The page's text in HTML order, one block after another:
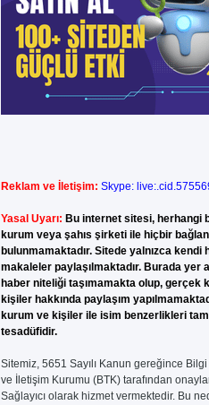
Reklam ve İletişim: Skype:
Yasal Uyarı: Bu internet sitesi, herhangi
kurum veya şahıs şirketi ile hiçbir
bulunmamaktadır. Sitede yalnızca kendi
makaleler paylaşılmaktadır. Burada yer
haber niteliği taşımamakta olup, gerçek
kişiler hakkında paylaşım
kurum ve kişiler ile isim benzerlikleri
tesadüfidir.
Sitemiz, 5651 Sayılı Kanun gereğince
ve İletişim Kurumu (BTK) tarafından
Sağlayıcı olarak hizmet vermektedir. Bu